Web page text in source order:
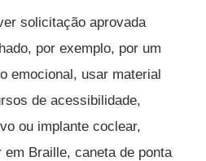
solicitação aprovada
por exemplo, por um
emocional, usar material
de acessibilidade,
ou implante coclear,
em Braille, caneta de ponta